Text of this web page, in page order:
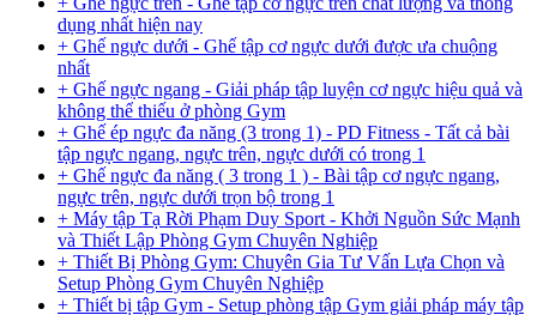
dụng nhất hiện nay
+ Ghế ngực dưới - Ghế tập cơ ngực dưới được ưa chuộng
nhất
+ Ghế ngực ngang - Giải pháp tập luyện cơ ngực hiệu quả và
không thể thiếu ở phòng Gym
+ Ghế ép ngực đa năng (3 trong 1) - PD Fitness - Tất cả bài
tập ngực ngang, ngực trên, ngực dưới có trong 1
+ Ghế ngực đa năng ( 3 trong 1 ) - Bài tập cơ ngực ngang,
ngực trên, ngực dưới trọn bộ trong 1
+ Máy tập Tạ Rời Phạm Duy Sport - Khởi Nguồn Sức Mạnh
và Thiết Lập Phòng Gym Chuyên Nghiệp
+ Thiết Bị Phòng Gym: Chuyên Gia Tư Vấn Lựa Chọn và
Setup Phòng Gym Chuyên Nghiệp
+ Thiết bị tập Gym - Setup phòng tập Gym giải pháp máy tập